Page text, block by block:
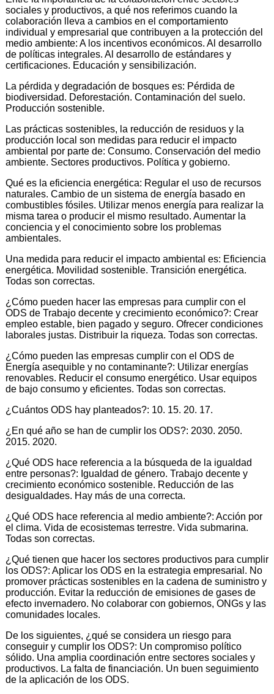
sociales y productivos, a qué nos referimos cuando la
colaboración lleva a cambios en el comportamiento
individual y empresarial que contribuyen a la protección del
medio ambiente: A los incentivos económicos. Al desarrollo
de políticas integrales. Al desarrollo de estándares y
certificaciones. Educación y sensibilización.
La pérdida y degradación de bosques es: Pérdida de
biodiversidad. Deforestación. Contaminación del suelo.
Producción sostenible.
Las prácticas sostenibles, la reducción de residuos y la
producción local son medidas para reducir el impacto
ambiental por parte de: Consumo. Conservación del medio
ambiente. Sectores productivos. Política y gobierno.
Qué es la eficiencia energética: Regular el uso de recursos
naturales. Cambio de un sistema de energía basado en
combustibles fósiles. Utilizar menos energía para realizar la
misma tarea o producir el mismo resultado. Aumentar la
conciencia y el conocimiento sobre los problemas
ambientales.
Una medida para reducir el impacto ambiental es: Eficiencia
energética. Movilidad sostenible. Transición energética.
Todas son correctas.
¿Cómo pueden hacer las empresas para cumplir con el
ODS de Trabajo decente y crecimiento económico?: Crear
empleo estable, bien pagado y seguro. Ofrecer condiciones
laborales justas. Distribuir la riqueza. Todas son correctas.
¿Cómo pueden las empresas cumplir con el ODS de
Energía asequible y no contaminante?: Utilizar energías
renovables. Reducir el consumo energético. Usar equipos
de bajo consumo y eficientes. Todas son correctas.
¿Cuántos ODS hay planteados?: 10. 15. 20. 17.
¿En qué año se han de cumplir los ODS?: 2030. 2050.
2015. 2020.
¿Qué ODS hace referencia a la búsqueda de la igualdad
entre personas?: Igualdad de género. Trabajo decente y
crecimiento económico sostenible. Reducción de las
desigualdades. Hay más de una correcta.
¿Qué ODS hace referencia al medio ambiente?: Acción por
el clima. Vida de ecosistemas terrestre. Vida submarina.
Todas son correctas.
¿Qué tienen que hacer los sectores productivos para cumplir
los ODS?: Aplicar los ODS en la estrategia empresarial. No
promover prácticas sostenibles en la cadena de suministro y
producción. Evitar la reducción de emisiones de gases de
efecto invernadero. No colaborar con gobiernos, ONGs y las
comunidades locales.
De los siguientes, ¿qué se considera un riesgo para
conseguir y cumplir los ODS?: Un compromiso político
sólido. Una amplia coordinación entre sectores sociales y
productivos. La falta de financiación. Un buen seguimiento
de la aplicación de los ODS.